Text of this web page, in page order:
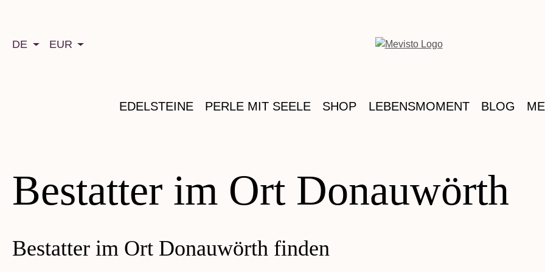
DE EUR
EDELSTEINE PERLE MIT SEELE SHOP LEBENSMOMENT BLOG
Bestatter im Ort Donauwörth
Bestatter im Ort Donauwörth finden